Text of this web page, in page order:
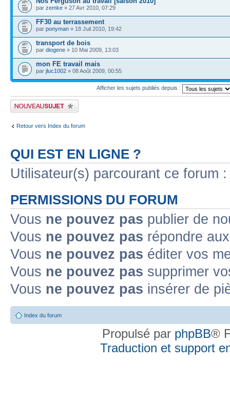
par zemke » 27 Avr 2010, 07:29
FF30 au terrassement
par ponyman » 18 Juil 2010, 19:42
transport de bois
par diogene » 10 Mai 2009, 13:03
mon FE travail mais
par jluc1002 » 08 Août 2009, 00:55
Afficher les sujets publiés depuis :
Publier un nouveau sujet
Retour vers Index du forum
QUI EST EN LIGNE ?
Utilisateur(s) parcourant ce forum
PERMISSIONS DU FORUM
Vous ne pouvez pas publier de
Vous ne pouvez pas répondre
Vous ne pouvez pas éditer vos
Vous ne pouvez pas supprimer
Vous ne pouvez pas insérer de
Index du forum
Propulsé par phpBB®
Traduction et support